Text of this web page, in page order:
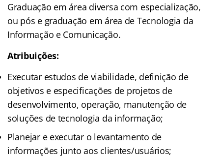
Graduação em área diversa com especialização,
ou pós e graduação em área de Tecnologia da
Informação e Comunicação.
Atribuições:
Executar estudos de viabilidade, definição de
objetivos e especificações de projetos de
desenvolvimento, operação, manutenção de
soluções de tecnologia da informação;
Planejar e executar o levantamento de
informações junto aos clientes/usuários;